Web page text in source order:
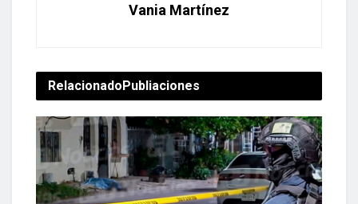
Vania Martínez
RelacionadoPubliaciones